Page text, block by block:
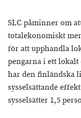
SLC påminner om
totalekonomiskt
för att upphandla
pengarna i ett
har den finländska
sysselsättande
sysselsätter 1,5